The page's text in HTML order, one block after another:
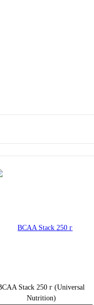
Stack 250 г (Universal
Nutrition)